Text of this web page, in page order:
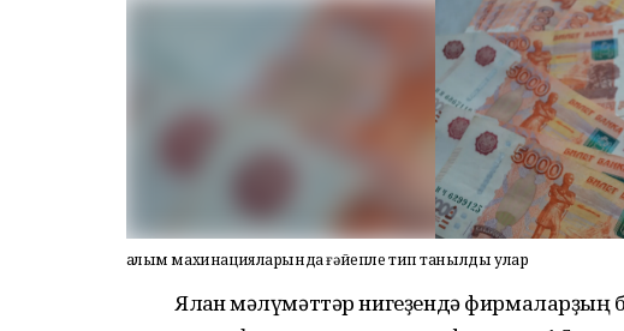
Һалым махинацияларында ғәйепле тип танылды улар
Ялған мәғлүмәттәр нигеҙендә фирмаларҙың